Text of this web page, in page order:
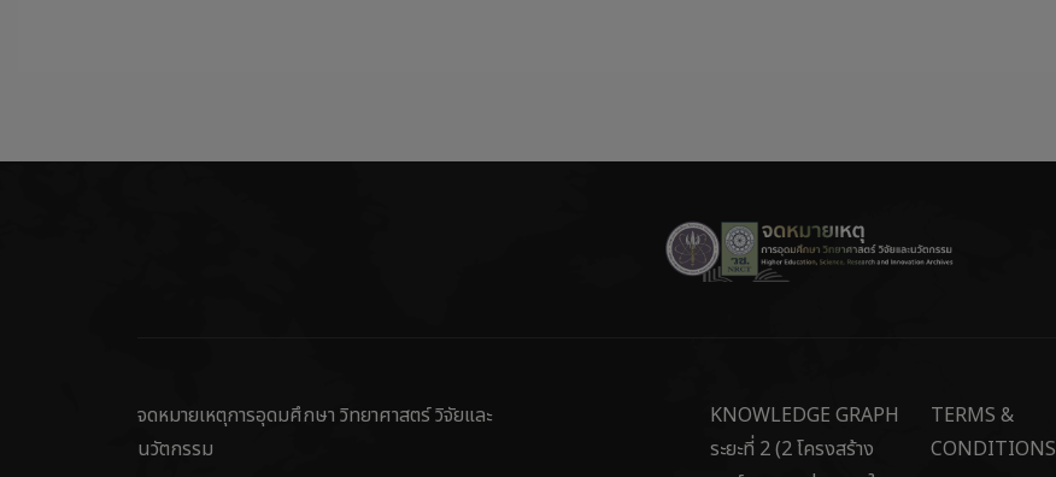
จดหมายเหตุการอุดมศึกษา วิทยาศาสตร์ วิจัยและ
นวัตกรรม
KNOWLEDGE GRAPH
ระยะที่ 2 (2 โครงสร้าง
TERMS &
CONDITIONS